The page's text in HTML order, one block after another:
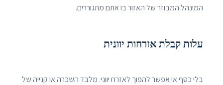
המינהל המבוזר של האזור בו אתם מתגוררים.
עלות קבלת אזרחות יוונית
בלי כסף אי אפשר להפוך לאזרח יווני. מלבד השכרה או קנייה של